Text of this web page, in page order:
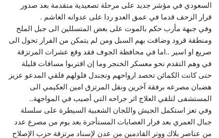
السعودي في مؤشر جديد على مرحلة تصعيدية متقدمة بعد صدور
قرار الزحف قدما في عمق العدو ردا على عدوانه الغاشم .
وفي جبهة مأرب حكم بالموت على بعض المتسللين الى جبل الملح
ومنطقة قرود وضاقت بهم السبل ومن لم يتمكن من الفرار تحول الى
صريع او اسير ..اما في محافظة الجوف فقد وقع عشرات المرتزقة
في وهم التقدم نحو معسكر الخنجر وما إن اقتربوا مسافات قليلة
حتى كانت الكمائن تحصد ارواحهم وتجندل فلولهم فلقي المدعو عزيز
هضبان مصرعه برفقة آخرين ونقل المرتزق امين العكيمي الى
المستشفى لتلقي العلاج اثر جراحه التي أصيب في المواجهة..
وفي تعز استكمل الجيش واللجان الشعبية السيطرة على سلسلة
جبال العمري بعد فرار العصابات المستأجرة بعد يوم من مصرع عدد
من عناصر بلاك ووتر القادمين من عدن لإسناد مرتزقة حزب الإصلاح